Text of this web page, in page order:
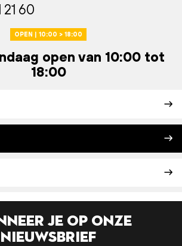
21 60
OPEN | 10:00 > 18:00
open van 10:00 tot
18:00
je op onze
nieuwsbrief